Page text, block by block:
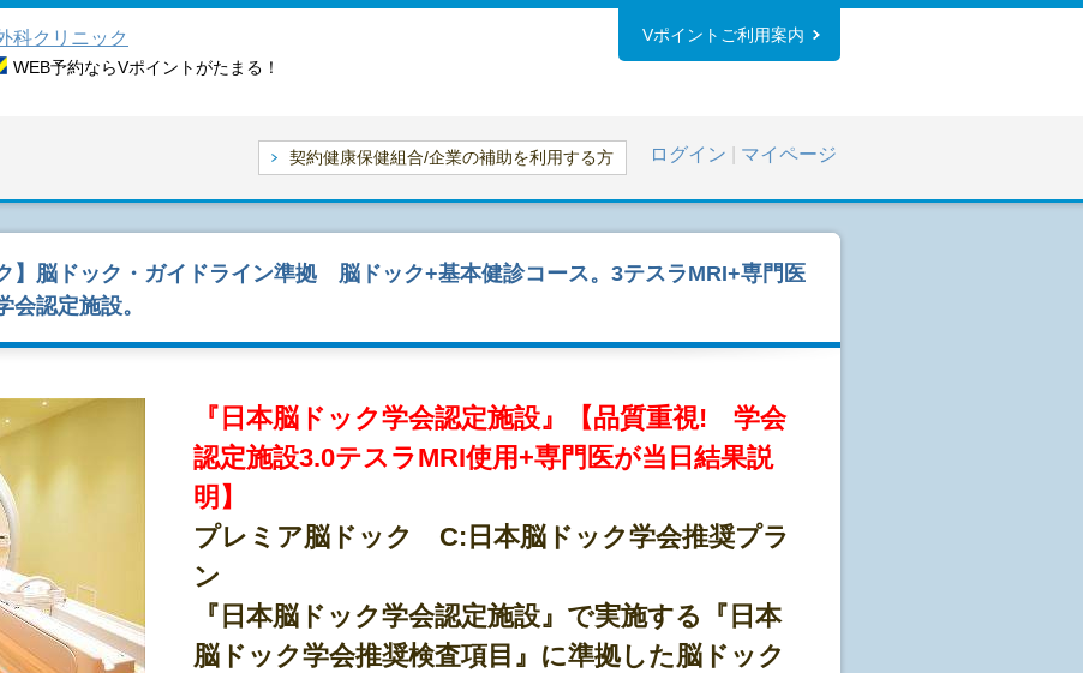
科クリニック
WEB予約ならVポイントがたまる！
Vポイントご利用案内
契約健康保健組合/企業の補助を利用する方 ログイン マイページ
】脳ドック・ガイドライン準拠 脳ドック+基本健診コース。3テスラMRI+専門医
認定施設。
『日本脳ドック学会認定施設』【品質重視! 学会
認定施設3.0テスラMRI使用+専門医が当日結果説
明】
プレミア脳ドック C:日本脳ドック学会推奨プラ
ン
『日本脳ドック学会認定施設』で実施する『日本
脳ドック学会推奨検査項目』に準拠した脳ドック